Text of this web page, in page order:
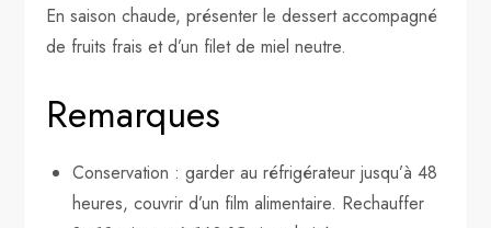
En saison chaude, présenter le dessert accompagné
de fruits frais et d’un filet de miel neutre.
Remarques
Conservation : garder au réfrigérateur jusqu’à 48
heures, couvrir d’un film alimentaire. Rechauffer